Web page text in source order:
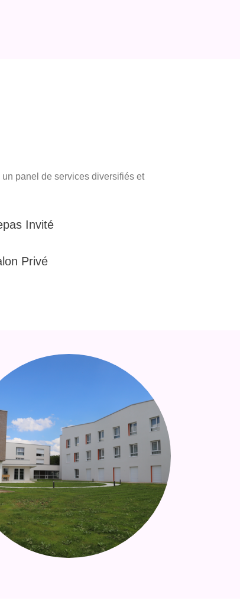
panel de services diversifiés et
Invité
Privé